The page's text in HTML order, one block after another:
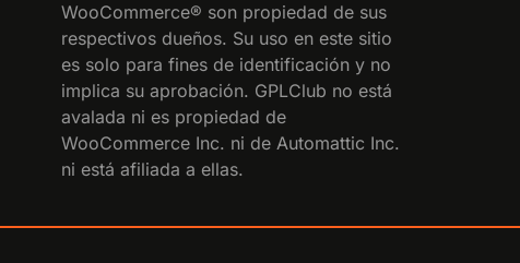
WooCommerce® son propiedad de sus
respectivos dueños. Su uso en este sitio
es solo para fines de identificación y no
implica su aprobación. GPLClub no está
avalada ni es propiedad de
WooCommerce Inc. ni de Automattic Inc.
ni está afiliada a ellas.